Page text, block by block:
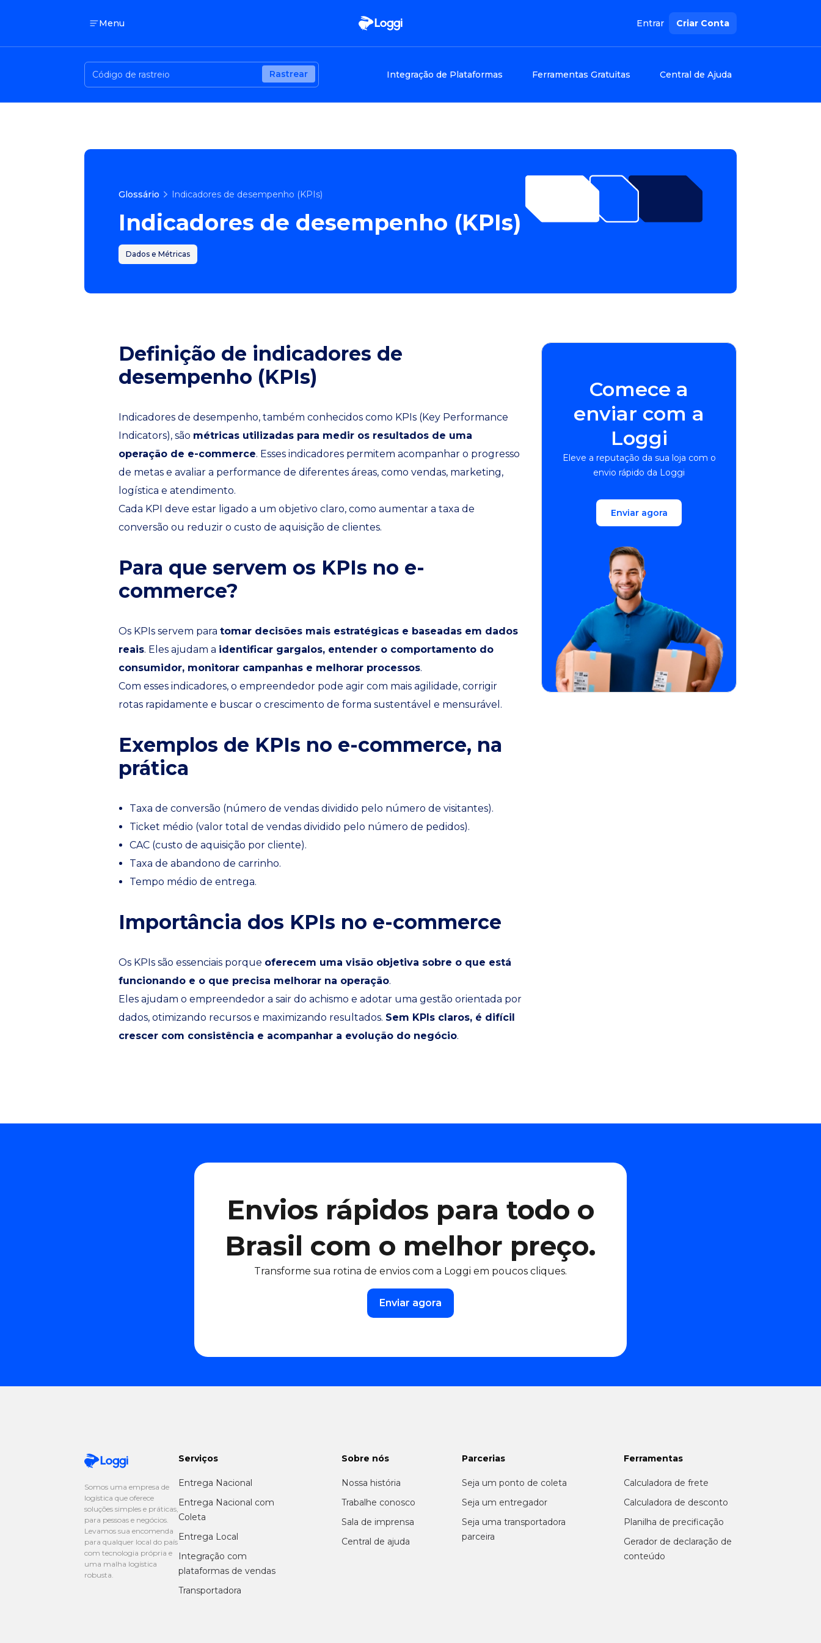
Menu Entrar Criar Conta
Rastrear Integração de Plataformas Ferramentas Gratuitas Central de Ajuda
Glossário Indicadores de desempenho (KPIs)
Indicadores de desempenho (KPIs)
Dados e Métricas
Definição de indicadores de
desempenho (KPIs)
Indicadores de desempenho, também conhecidos como KPIs (Key Performance
Indicators), são métricas utilizadas para medir os resultados de uma
operação de e-commerce. Esses indicadores permitem acompanhar o progresso
de metas e avaliar a performance de diferentes áreas, como vendas, marketing,
logística e atendimento.
Cada KPI deve estar ligado a um objetivo claro, como aumentar a taxa de
conversão ou reduzir o custo de aquisição de clientes.
Para que servem os KPIs no e-
commerce?
Os KPIs servem para tomar decisões mais estratégicas e baseadas em dados
reais. Eles ajudam a identificar gargalos, entender o comportamento do
consumidor, monitorar campanhas e melhorar processos.
Com esses indicadores, o empreendedor pode agir com mais agilidade, corrigir
rotas rapidamente e buscar o crescimento de forma sustentável e mensurável.
Exemplos de KPIs no e-commerce, na
prática
Taxa de conversão (número de vendas dividido pelo número de visitantes).
Ticket médio (valor total de vendas dividido pelo número de pedidos).
CAC (custo de aquisição por cliente).
Taxa de abandono de carrinho.
Tempo médio de entrega.
Importância dos KPIs no e-commerce
Os KPIs são essenciais porque oferecem uma visão objetiva sobre o que está
funcionando e o que precisa melhorar na operação.
Eles ajudam o empreendedor a sair do achismo e adotar uma gestão orientada por
dados, otimizando recursos e maximizando resultados. Sem KPIs claros, é difícil
crescer com consistência e acompanhar a evolução do negócio.
Comece a
enviar com a
Loggi
Eleve a reputação da sua loja com o
envio rápido da Loggi
Enviar agora
Envios rápidos para todo o
Brasil com o melhor preço.
Transforme sua rotina de envios com a Loggi em poucos cliques.
Enviar agora
Somos uma empresa de
logística que oferece
soluções simples e práticas,
para pessoas e negócios.
Levamos sua encomenda
para qualquer local do país
com tecnologia própria e
uma malha logística
robusta.
Serviços
Entrega Nacional
Entrega Nacional com
Coleta
Entrega Local
Integração com
plataformas de vendas
Transportadora
Sobre nós
Nossa história
Trabalhe conosco
Sala de imprensa
Central de ajuda
Parcerias
Seja um ponto de coleta
Seja um entregador
Seja uma transportadora
parceira
Ferramentas
Calculadora de frete
Calculadora de desconto
Planilha de precificação
Gerador de declaração de
conteúdo